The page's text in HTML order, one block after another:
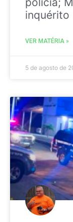
inquérito
VER MATÉRIA »
5 de agosto de